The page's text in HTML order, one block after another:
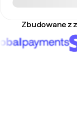
Zbudowane z